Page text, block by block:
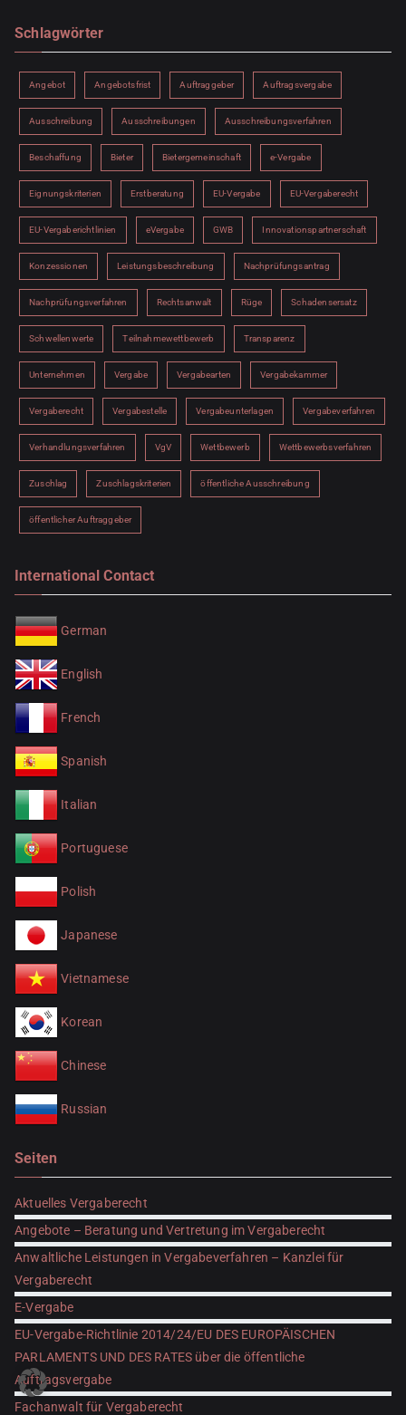
Schlagwörter
Angebot Angebotsfrist Auftraggeber Auftragsvergabe
Ausschreibung Ausschreibungen Ausschreibungsverfahren
Beschaffung Bieter Bietergemeinschaft e-Vergabe
Eignungskriterien Erstberatung EU-Vergabe EU-Vergaberecht
EU-Vergaberichtlinien eVergabe GWB Innovationspartnerschaft
Konzessionen Leistungsbeschreibung Nachprüfungsantrag
Nachprüfungsverfahren Rechtsanwalt Rüge Schadensersatz
Schwellenwerte Teilnahmewettbewerb Transparenz
Unternehmen Vergabe Vergabearten Vergabekammer
Vergaberecht Vergabestelle Vergabeunterlagen Vergabeverfahren
Verhandlungsverfahren VgV Wettbewerb Wettbewerbsverfahren
Zuschlag Zuschlagskriterien öffentliche Ausschreibung
öffentlicher Auftraggeber
International Contact
German
English
French
Spanish
Italian
Portuguese
Polish
Japanese
Vietnamese
Korean
Chinese
Russian
Seiten
Aktuelles Vergaberecht
Angebote – Beratung und Vertretung im Vergaberecht
Anwaltliche Leistungen in Vergabeverfahren – Kanzlei für
Vergaberecht
E-Vergabe
EU-Vergabe-Richtlinie 2014/24/EU DES EUROPÄISCHEN
PARLAMENTS UND DES RATES über die öffentliche
Auftragsvergabe
Fachanwalt für Vergaberecht